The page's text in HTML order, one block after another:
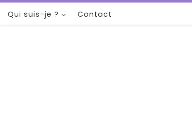
Passer au contenu
Qui suis-je ? Contact